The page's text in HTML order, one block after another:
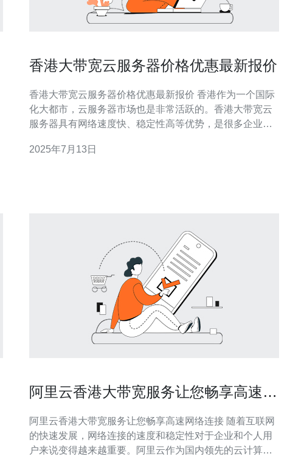
香港大带宽云服务器价格优惠最新报价
香港大带宽云服务器价格优惠最新报价 香港作为一个国际
化大都市，云服务器市场也是非常活跃的。香港大带宽云
服务器具有网络速度快、稳定性高等优势，是很多企业和
品备受关注。 香港大带宽云服务器价格优惠产品包括不同
2025年7月13日
阿里云香港大带宽服务让您畅享高速网
阿里云香港大带宽服务让您畅享高速网络连接 随着互联网
的快速发展，网络连接的速度和稳定性对于企业和个人用
户来说变得越来越重要。阿里云作为国内领先的云计算服